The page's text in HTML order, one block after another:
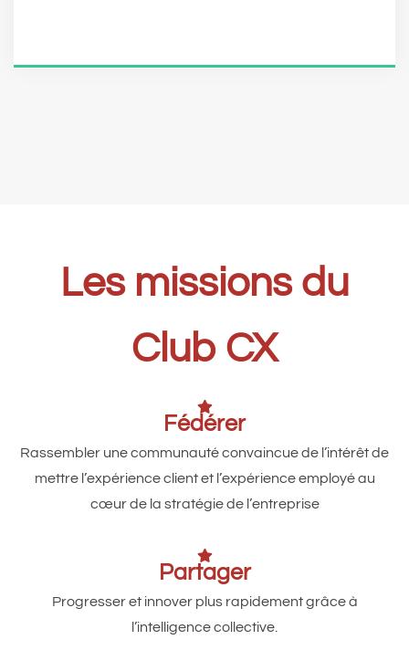
Les missions du
Club CX
Fédérer
Rassembler une communauté convaincue de l’intérêt de
mettre l’expérience client et l’expérience employé au
cœur de la stratégie de l’entreprise
Partager
Progresser et innover plus rapidement grâce à
l’intelligence collective.